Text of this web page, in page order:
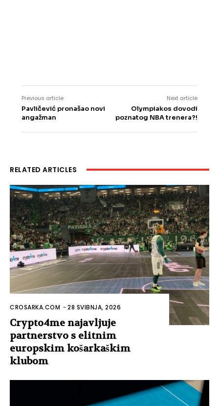
Previous article
Pavličević pronašao novi
angažman
Next article
Olympiakos dovodi
poznatog NBA trenera?!
RELATED ARTICLES
CROSARKA.COM -28 SVIBNJA, 2026
Crypto4me najavljuje
partnerstvo s elitnim
europskim košarkaškim
klubom